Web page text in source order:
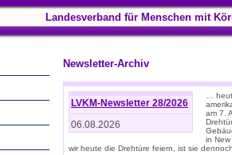
Landesverband für Menschen mit
Newsletter-Archiv
LVKM-Newsletter 28/2026
06.08.2026
…
am 7.
in
wir heute die Drehtüre feiern, ist sie